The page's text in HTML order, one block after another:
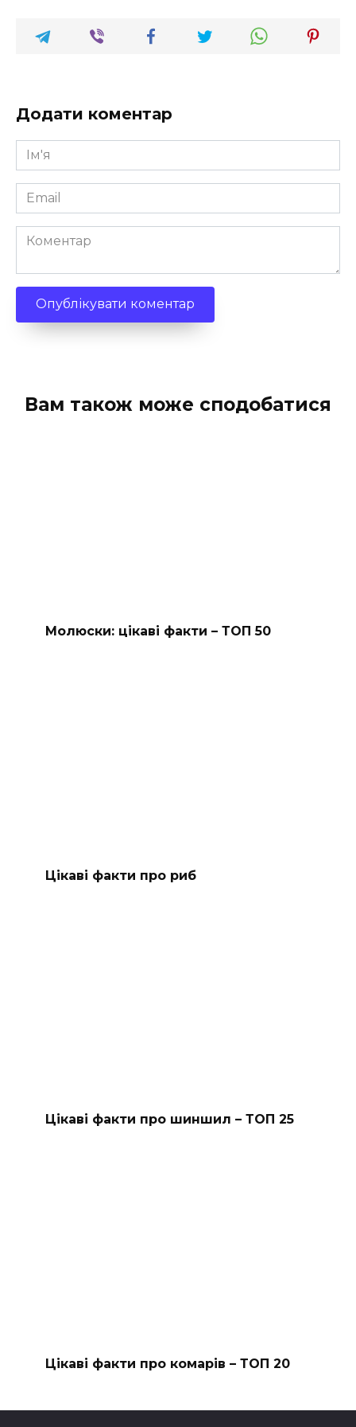
Додати коментар
Ім'я
*
Email
*
Коментар
Вам також може сподобатися
Молюски: цікаві факти – ТОП 50
Цікаві факти про риб
Цікаві факти про шиншил – ТОП 25
Цікаві факти про комарів – ТОП 20